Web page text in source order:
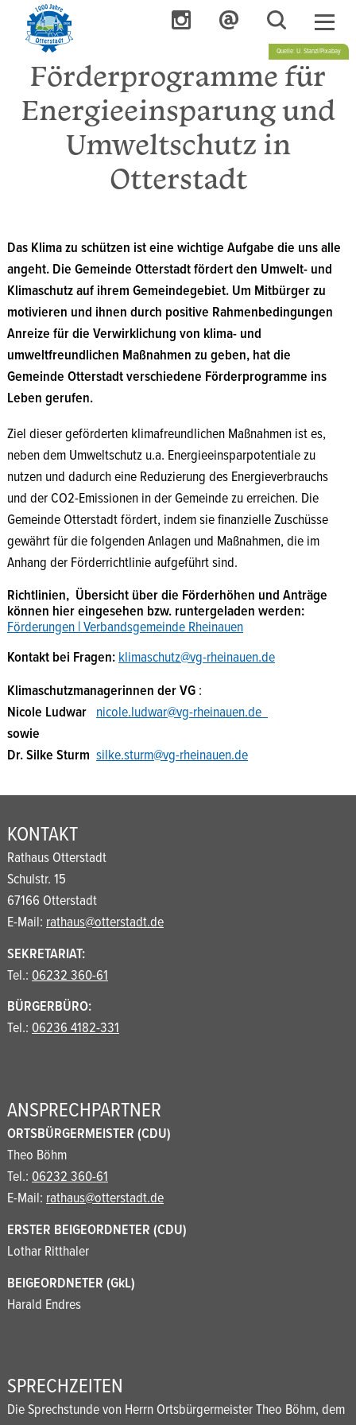
Quelle: U. Stanzl/Pixabay
Förderprogramme für
Energieeinsparung und
Umweltschutz in
Otterstadt
Das Klima zu schützen ist eine wichtige Aufgabe die uns alle
angeht. Die Gemeinde Otterstadt fördert den Umwelt- und
Klimaschutz auf ihrem Gemeindegebiet. Um Mitbürger zu
motivieren und ihnen durch positive Rahmenbedingungen
Anreize für die Verwirklichung von klima- und
umweltfreundlichen Maßnahmen zu geben, hat die
Gemeinde Otterstadt verschiedene Förderprogramme ins
Leben gerufen.
Ziel dieser geförderten klimafreundlichen Maßnahmen ist es,
neben dem Umweltschutz u.a. Energieeinsparpotentiale zu
nutzen und dadurch eine Reduzierung des Energieverbrauchs
und der CO2-Emissionen in der Gemeinde zu erreichen. Die
Gemeinde Otterstadt fördert, indem sie finanzielle Zuschüsse
gewährt für die folgenden Anlagen und Maßnahmen, die im
Anhang der Förderrichtlinie aufgeführt sind.
Richtlinien, Übersicht über die Förderhöhen und Anträge
können hier eingesehen bzw. runtergeladen werden:
Förderungen | Verbandsgemeinde Rheinauen
Kontakt bei Fragen:klimaschutz@vg-rheinauen.de
Klimaschutzmanagerinnen der VG :
Nicole Ludwar nicole.ludwar@vg-rheinauen.de
sowie
Dr. Silke Sturm silke.sturm@vg-rheinauen.de
KONTAKT
Rathaus Otterstadt
Schulstr. 15
67166 Otterstadt
E-Mail: rathaus@otterstadt.de
SEKRETARIAT:
Tel.: 06232 360-61
BÜRGERBÜRO:
Tel.: 06236 4182-331
ANSPRECHPARTNER
ORTSBÜRGERMEISTER (CDU)
Theo Böhm
Tel.: 06232 360-61
E-Mail: rathaus@otterstadt.de
ERSTER BEIGEORDNETER (CDU)
Lothar Ritthaler
BEIGEORDNETER (GkL)
Harald Endres
SPRECHZEITEN
Die Sprechstunde von Herrn Ortsbürgermeister Theo Böhm, dem